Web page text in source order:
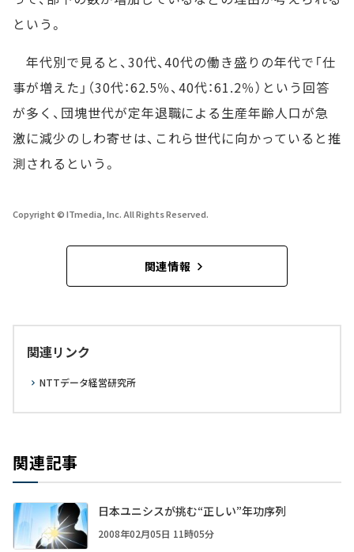
という。
年代別で見ると、30代、40代の働き盛りの年代で「仕
事が増えた」（30代：62.5％、40代：61.2％）という回答
が多く、団塊世代が定年退職による生産年齢人口が急
激に減少のしわ寄せは、これら世代に向かっていると推
測されるという。
Copyright © ITmedia, Inc. All Rights Reserved.
関連情報
関連リンク
NTTデータ経営研究所
関連記事
日本ユニシスが挑む“正しい”年功序列
2008年02月05日 11時05分